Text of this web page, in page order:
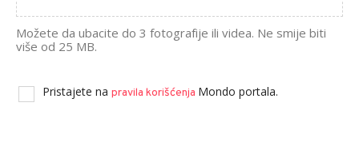
Možete da ubacite do 3 fotografije ili videa. Ne smije biti
više od 25 MB.
Pristajete na pravila korišćenja Mondo portala.